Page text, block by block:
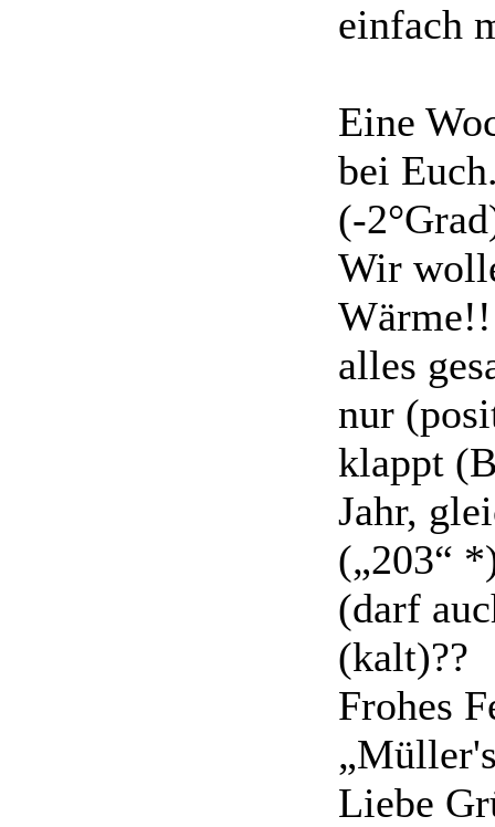
einfach
Eine
bei
(-
Wir
alles
nur
klappt
Jahr,
(„203“
(darf
(kalt)??
Frohes
Liebe